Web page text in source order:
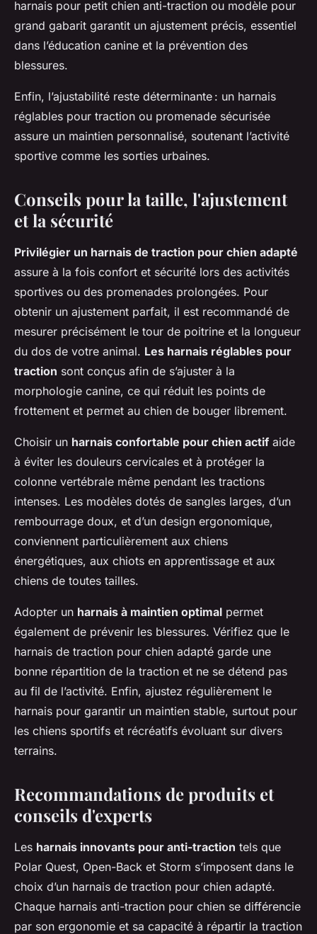
harnais pour petit chien anti-traction ou modèle pour
grand gabarit garantit un ajustement précis, essentiel
dans l’éducation canine et la prévention des
blessures.
Enfin, l’ajustabilité reste déterminante : un harnais
réglables pour traction ou promenade sécurisée
assure un maintien personnalisé, soutenant l’activité
sportive comme les sorties urbaines.
Conseils pour la taille, l'ajustement
et la sécurité
Privilégier un harnais de traction pour chien adapté
assure à la fois confort et sécurité lors des activités
sportives ou des promenades prolongées. Pour
obtenir un ajustement parfait, il est recommandé de
mesurer précisément le tour de poitrine et la longueur
du dos de votre animal. Les harnais réglables pour
traction sont conçus afin de s’ajuster à la
morphologie canine, ce qui réduit les points de
frottement et permet au chien de bouger librement.
Choisir un harnais confortable pour chien actif aide
à éviter les douleurs cervicales et à protéger la
colonne vertébrale même pendant les tractions
intenses. Les modèles dotés de sangles larges, d’un
rembourrage doux, et d’un design ergonomique,
conviennent particulièrement aux chiens
énergétiques, aux chiots en apprentissage et aux
chiens de toutes tailles.
Adopter un harnais à maintien optimal permet
également de prévenir les blessures. Vérifiez que le
harnais de traction pour chien adapté garde une
bonne répartition de la traction et ne se détend pas
au fil de l’activité. Enfin, ajustez régulièrement le
harnais pour garantir un maintien stable, surtout pour
les chiens sportifs et récréatifs évoluant sur divers
terrains.
Recommandations de produits et
conseils d'experts
Les harnais innovants pour anti-traction tels que
Polar Quest, Open-Back et Storm s’imposent dans le
choix d’un harnais de traction pour chien adapté.
Chaque harnais anti-traction pour chien se différencie
par son ergonomie et sa capacité à répartir la traction